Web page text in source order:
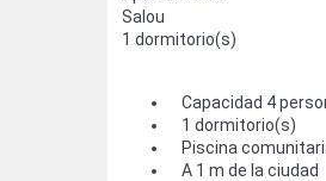
Salou
1 dormitorio(s)
Capacidad 4
1 dormitorio(s)
Piscina
A 1 m de la ciudad